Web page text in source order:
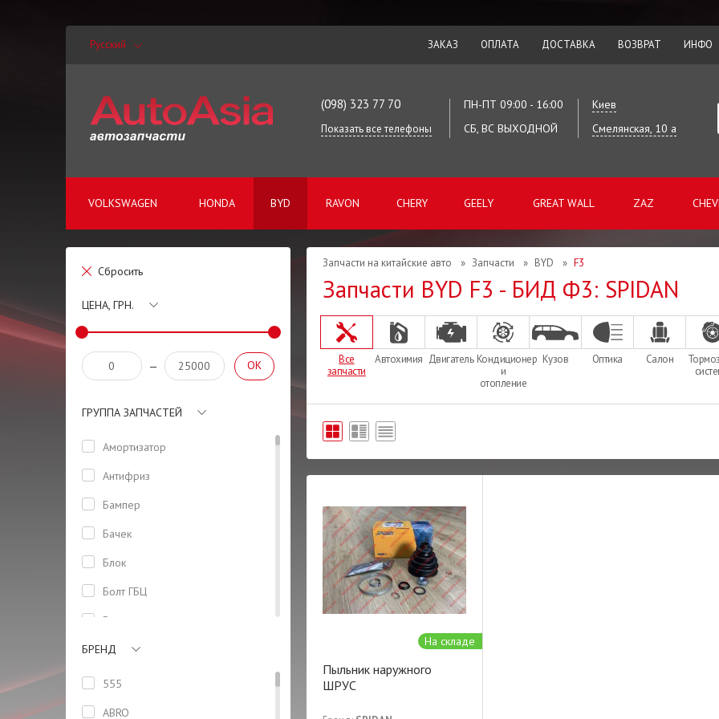
Русский ЗАКАЗ ОПЛАТА ДОСТАВКА ВОЗВРАТ ИНФО
(098) 323 77 70
Показать все телефоны
ПН-ПТ 09:00 - 16:00
СБ, ВС ВЫХОДНОЙ
Киев
Смелянская, 10 а
VOLKSWAGEN HONDA BYD RAVON CHERY GEELY GREAT WALL ZAZ
Сбросить
ЦЕНА, ГРН.
— OK
ГРУППА ЗАПЧАСТЕЙ
Амортизатор
Антифриз
Бампер
Бачек
Блок
Болт ГБЦ
Вал
Вилка
Втулка
Высоковольтные провода
БРЕНД
555
ABRO
Запчасти на китайские авто » Запчасти » BYD » F3
Запчасти BYD F3 - БИД Ф3: SPIDAN
Все
запчасти
Автохимия Двигатель Кондиционер
и
отопление
Кузов Оптика Салон
На складе
Пыльник наружного
ШРУС